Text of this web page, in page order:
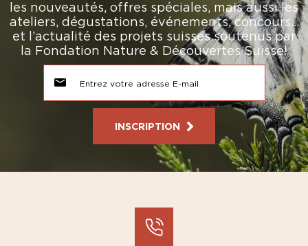
les nouveautés, offres spéciales, mais aussi les
ateliers, dégustations, événements, concours…
et l’actualité des projets suisses soutenus par
la Fondation Nature & Découvertes Suisse!
INSCRIPTION